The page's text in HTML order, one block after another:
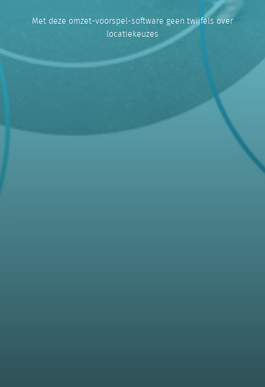
Met deze omzet-voorspel-software geen twijfels over
locatiekeuzes